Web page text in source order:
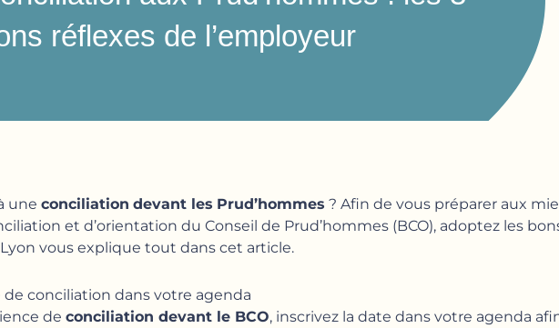
réflexes de l’employeur
une conciliation devant les Prud’hommes ? Afin de vous préparer aux
et d’orientation du Conseil de Prud’hommes (BCO), adoptez les
vous explique tout dans cet article.
de conciliation dans votre agenda
de conciliation devant le BCO, inscrivez la date dans votre agenda